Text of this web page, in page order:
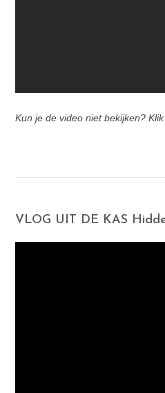
Kun je de video niet bekijken?
VLOG UIT DE KAS